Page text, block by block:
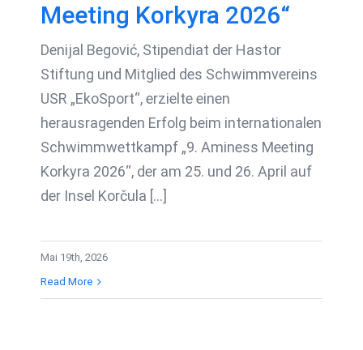
Meeting Korkyra 2026“
Denijal Begović, Stipendiat der Hastor
Stiftung und Mitglied des Schwimmvereins
USR „EkoSport“, erzielte einen
herausragenden Erfolg beim internationalen
Schwimmwettkampf „9. Aminess Meeting
Korkyra 2026“, der am 25. und 26. April auf
der Insel Korčula [...]
Mai 19th, 2026
Read More